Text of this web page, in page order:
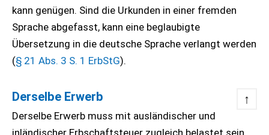
kann genügen. Sind die Urkunden in einer fremden
Sprache abgefasst, kann eine beglaubigte
Übersetzung in die deutsche Sprache verlangt werden
(§ 21 Abs. 3 S. 1 ErbStG).
Derselbe Erwerb ↑
Derselbe Erwerb muss mit ausländischer und
inländischer Erbschaftsteuer zugleich belastet sein